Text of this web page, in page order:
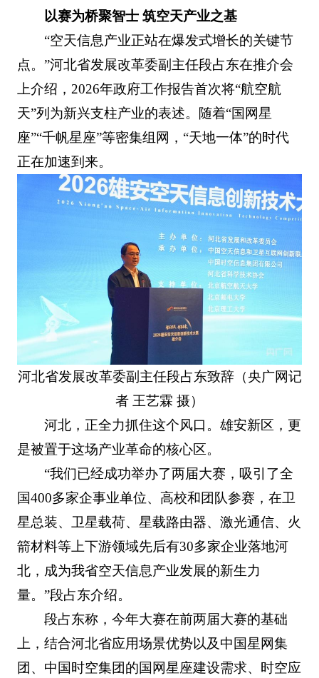
以赛为桥聚智士 筑空天产业之基
“空天信息产业正站在爆发式增长的关键节
点。”河北省发展改革委副主任段占东在推介会
上介绍，2026年政府工作报告首次将“航空航
天”列为新兴支柱产业的表述。随着“国网星
座”“千帆星座”等密集组网，“天地一体”的时代
正在加速到来。
河北省发展改革委副主任段占东致辞（央广网记
者 王艺霖 摄）
河北，正全力抓住这个风口。雄安新区，更
是被置于这场产业革命的核心区。
“我们已经成功举办了两届大赛，吸引了全
国400多家企事业单位、高校和团队参赛，在卫
星总装、卫星载荷、星载路由器、激光通信、火
箭材料等上下游领域先后有30多家企业落地河
北，成为我省空天信息产业发展的新生力
量。”段占东介绍。
段占东称，今年大赛在前两届大赛的基础
上，结合河北省应用场景优势以及中国星网集
团、中国时空集团的国网星座建设需求、时空应